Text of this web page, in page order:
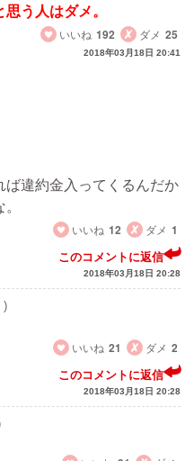
う人はダメ。
いいね 192 ダメ 25
2018年03月18日 20:41
ば違約金入ってくるんだか
いいね 12 ダメ 1
このコメントに返信
2018年03月18日 20:28
)
いいね 21 ダメ 2
このコメントに返信
2018年03月18日 20:28